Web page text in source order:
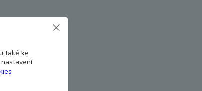
také ke